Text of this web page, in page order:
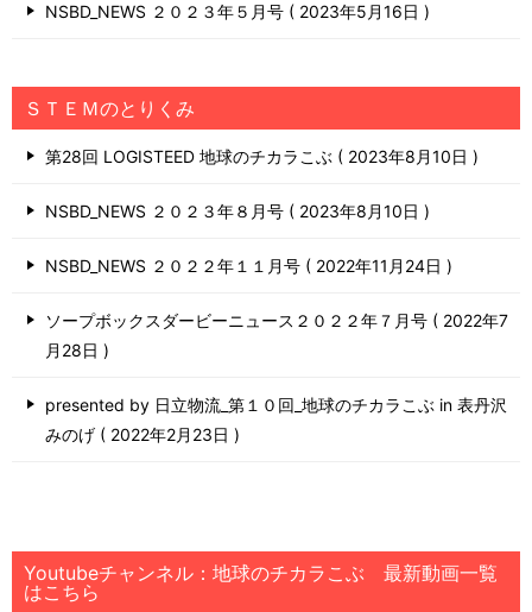
NSBD_NEWS ２０２３年５月号 2023年5月16日
ＳＴＥＭのとりくみ
第28回 LOGISTEED 地球のチカラこぶ 2023年8月10日
NSBD_NEWS ２０２３年８月号 2023年8月10日
NSBD_NEWS ２０２２年１１月号 2022年11月24日
ソープボックスダービーニュース２０２２年７月号
2022年7
月28日
presented by 日立物流_第１０回_地球のチカラこぶ in 表丹沢
みのげ
2022年2月23日
Youtubeチャンネル：地球のチカラこぶ 最新動画一覧
はこちら